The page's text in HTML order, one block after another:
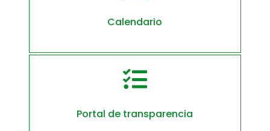
Calendario

Portal de transparencia